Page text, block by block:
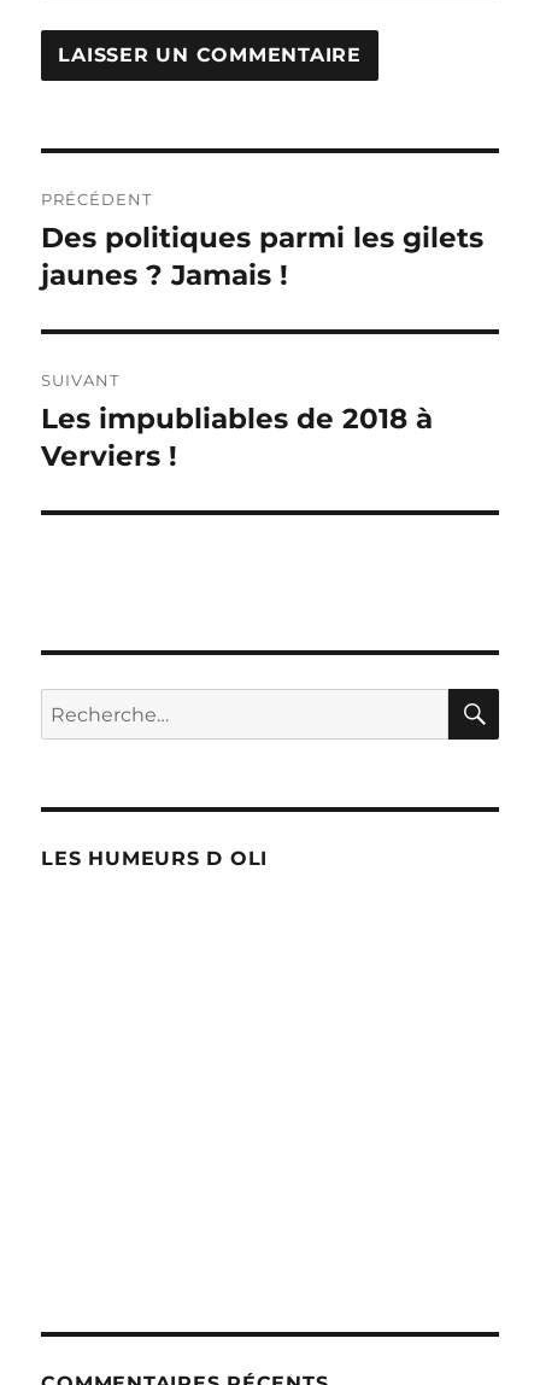
de
l’article
PRÉCÉDENT
Publication
précédente :
Des politiques parmi les gilets
jaunes ? Jamais !
SUIVANT
Publication
suivante :
Les impubliables de 2018 à
Verviers !
Recherche
pour :
LES HUMEURS D OLI